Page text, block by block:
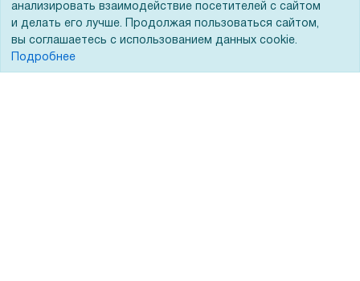
Тендеры
Бренды
ЭДО
анализировать взаимодействие посетителей с сайтом
и делать его лучше. Продолжая пользоваться сайтом,
вы соглашаетесь с использованием данных cookie.
Подробнее